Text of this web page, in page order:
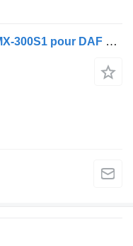
Moteur DAF Paccar MX-300 S1 MX-300S1 pour DAF XF 105, CF 85